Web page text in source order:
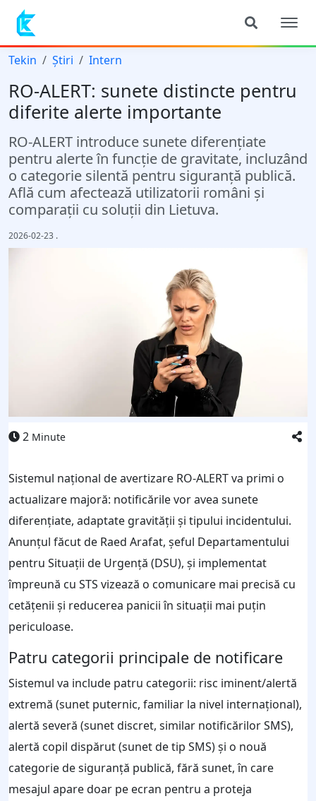
Tekin Știri Intern
RO-ALERT: sunete distincte pentru
diferite alerte importante
RO-ALERT introduce sunete diferențiate
pentru alerte în funcție de gravitate, incluzând
o categorie silentă pentru siguranță publică.
Află cum afectează utilizatorii români și
comparații cu soluții din Lietuva.
2026-02-23 .
2 Minute
Sistemul național de avertizare RO-ALERT va primi o
actualizare majoră: notificările vor avea sunete
diferenţiate, adaptate gravităţii şi tipului incidentului.
Anunţul făcut de Raed Arafat, şeful Departamentului
pentru Situaţii de Urgenţă (DSU), şi implementat
împreună cu STS vizează o comunicare mai precisă cu
cetăţenii şi reducerea panicii în situaţii mai puţin
periculoase.
Patru categorii principale de notificare
Sistemul va include patru categorii: risc iminent/alertă
extremă (sunet puternic, familiar la nivel internaţional),
alertă severă (sunet discret, similar notificărilor SMS),
alertă copil dispărut (sunet de tip SMS) şi o nouă
categorie de siguranţă publică, fără sunet, în care
mesajul apare doar pe ecran pentru a proteja